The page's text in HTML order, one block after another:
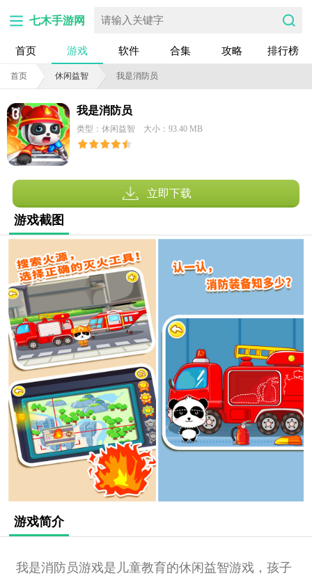
七木手游网
首页 游戏 软件 合集 攻略 排行榜
首页 休闲益智 我是消防员
我是消防员
类型：休闲益智 大小：93.40 MB
立即下载
游戏截图
游戏简介
我是消防员游戏是儿童教育的休闲益智游戏，孩子